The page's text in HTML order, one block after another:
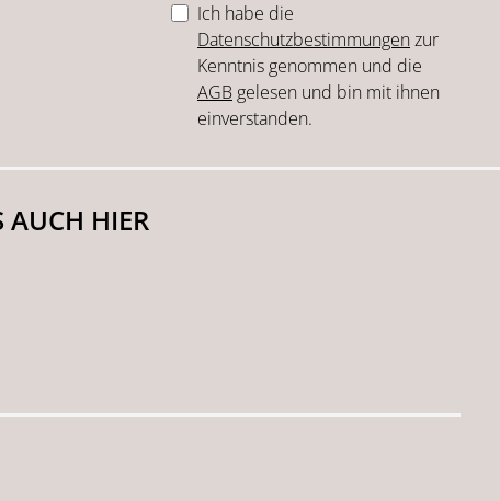
Ich habe die
Datenschutzbestimmungenzur
Kenntnis genommen und die
AGBgelesen und bin mit ihnen
einverstanden.
AUCH HIER